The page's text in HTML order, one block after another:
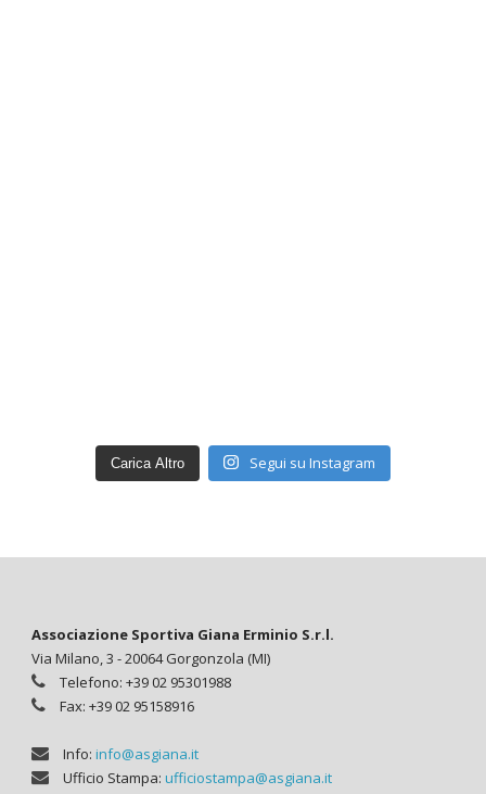
Carica Altro Segui su Instagram
Associazione Sportiva Giana Erminio S.r.l.
Via Milano, 3 - 20064 Gorgonzola (MI)
Telefono: +39 02 95301988
Fax: +39 02 95158916
Info: info@asgiana.it
Ufficio Stampa: ufficiostampa@asgiana.it